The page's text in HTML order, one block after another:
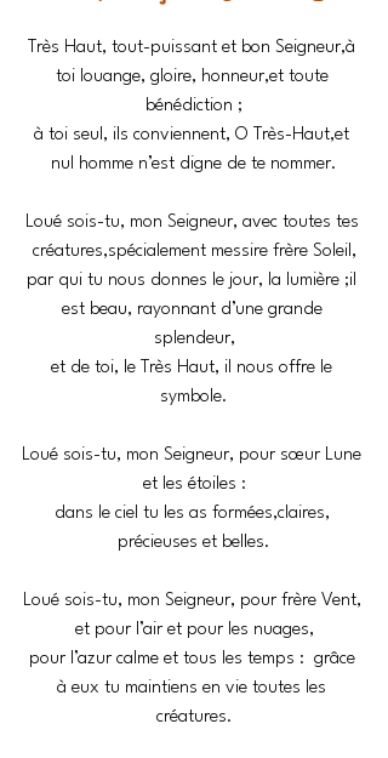
Très Haut, tout-puissant et bon Seigneur,à
toi louange, gloire, honneur,et toute
bénédiction ;
à toi seul, ils conviennent, O Très-Haut,et
nul homme n’est digne de te nommer.
Loué sois-tu, mon Seigneur, avec toutes tes
créatures,spécialement messire frère Soleil,
par qui tu nous donnes le jour, la lumière ;il
est beau, rayonnant d’une grande
splendeur,
et de toi, le Très Haut, il nous offre le
symbole.
Loué sois-tu, mon Seigneur, pour sœur Lune
et les étoiles :
dans le ciel tu les as formées,claires,
précieuses et belles.
Loué sois-tu, mon Seigneur, pour frère Vent,
et pour l’air et pour les nuages,
pour l’azur calme et tous les temps :  grâce
à eux tu maintiens en vie toutes les
créatures.